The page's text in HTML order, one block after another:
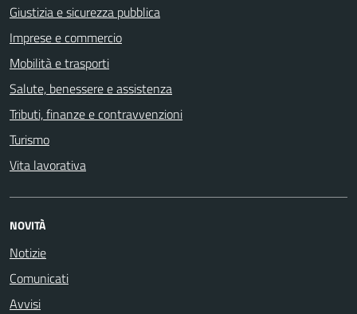
Giustizia e sicurezza pubblica
Imprese e commercio
Mobilità e trasporti
Salute, benessere e assistenza
Tributi, finanze e contravvenzioni
Turismo
Vita lavorativa
NOVITÀ
Notizie
Comunicati
Avvisi